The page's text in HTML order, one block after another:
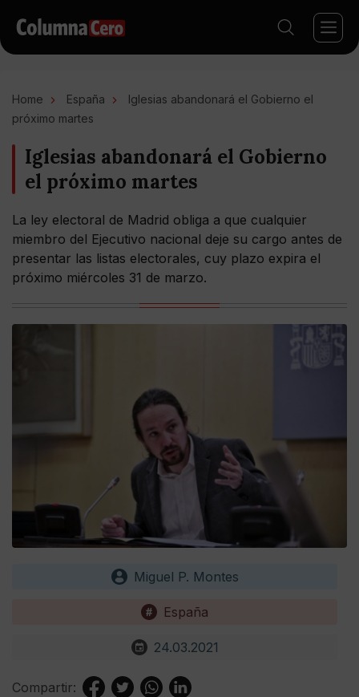
Home España
Iglesias abandonará el Gobierno el
próximo martes
Iglesias abandonará el Gobierno
el próximo martes
La ley electoral de Madrid obliga a que cualquier
miembro del Ejecutivo nacional deje su cargo antes de
presentar las listas electorales, cuy plazo expira el
próximo miércoles 31 de marzo.
Miguel P. Montes
España
24.03.2021
Compartir: